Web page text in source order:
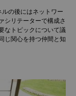
の後にはネットワー
シリテーターで構成さ
なトピックについて議
じ関心を持つ仲間と知